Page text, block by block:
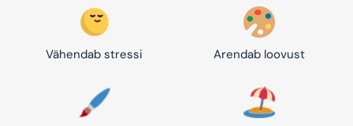
Vähendab stressi Arendab loovust